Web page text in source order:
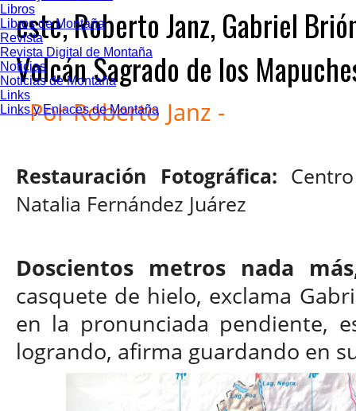
Libros
Libros de Montaña
Revista
Revista Digital de Montaña
Noticias
Noticias de Montaña
Links
Links y Enlaces de Montaña
este, Roberto Janz, Gabriel
Volcán Sagrado de los
-Por Roberto Janz -
Restauración Fotográfica:
Natalia Fernández Juárez
Doscientos metros nada
casquete de hielo, exclama
en la pronunciada pendiente,
logrando, afirma guardando en